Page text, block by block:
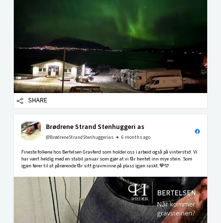
SHARE
Brødrene Strand Stenhuggeri as
@BrødreneStrandStenhuggerias 6 months ago
Fineste folkene hos Bertelsen Gravferd som holder oss i arbeid også på vinterstid. Vi
har vært heldig med en stabil januar som gjør at vi får hentet inn mye stein. Som
igjen fører til at pårørende får sitt gravminne på plass igjen raskt.🤎🩵